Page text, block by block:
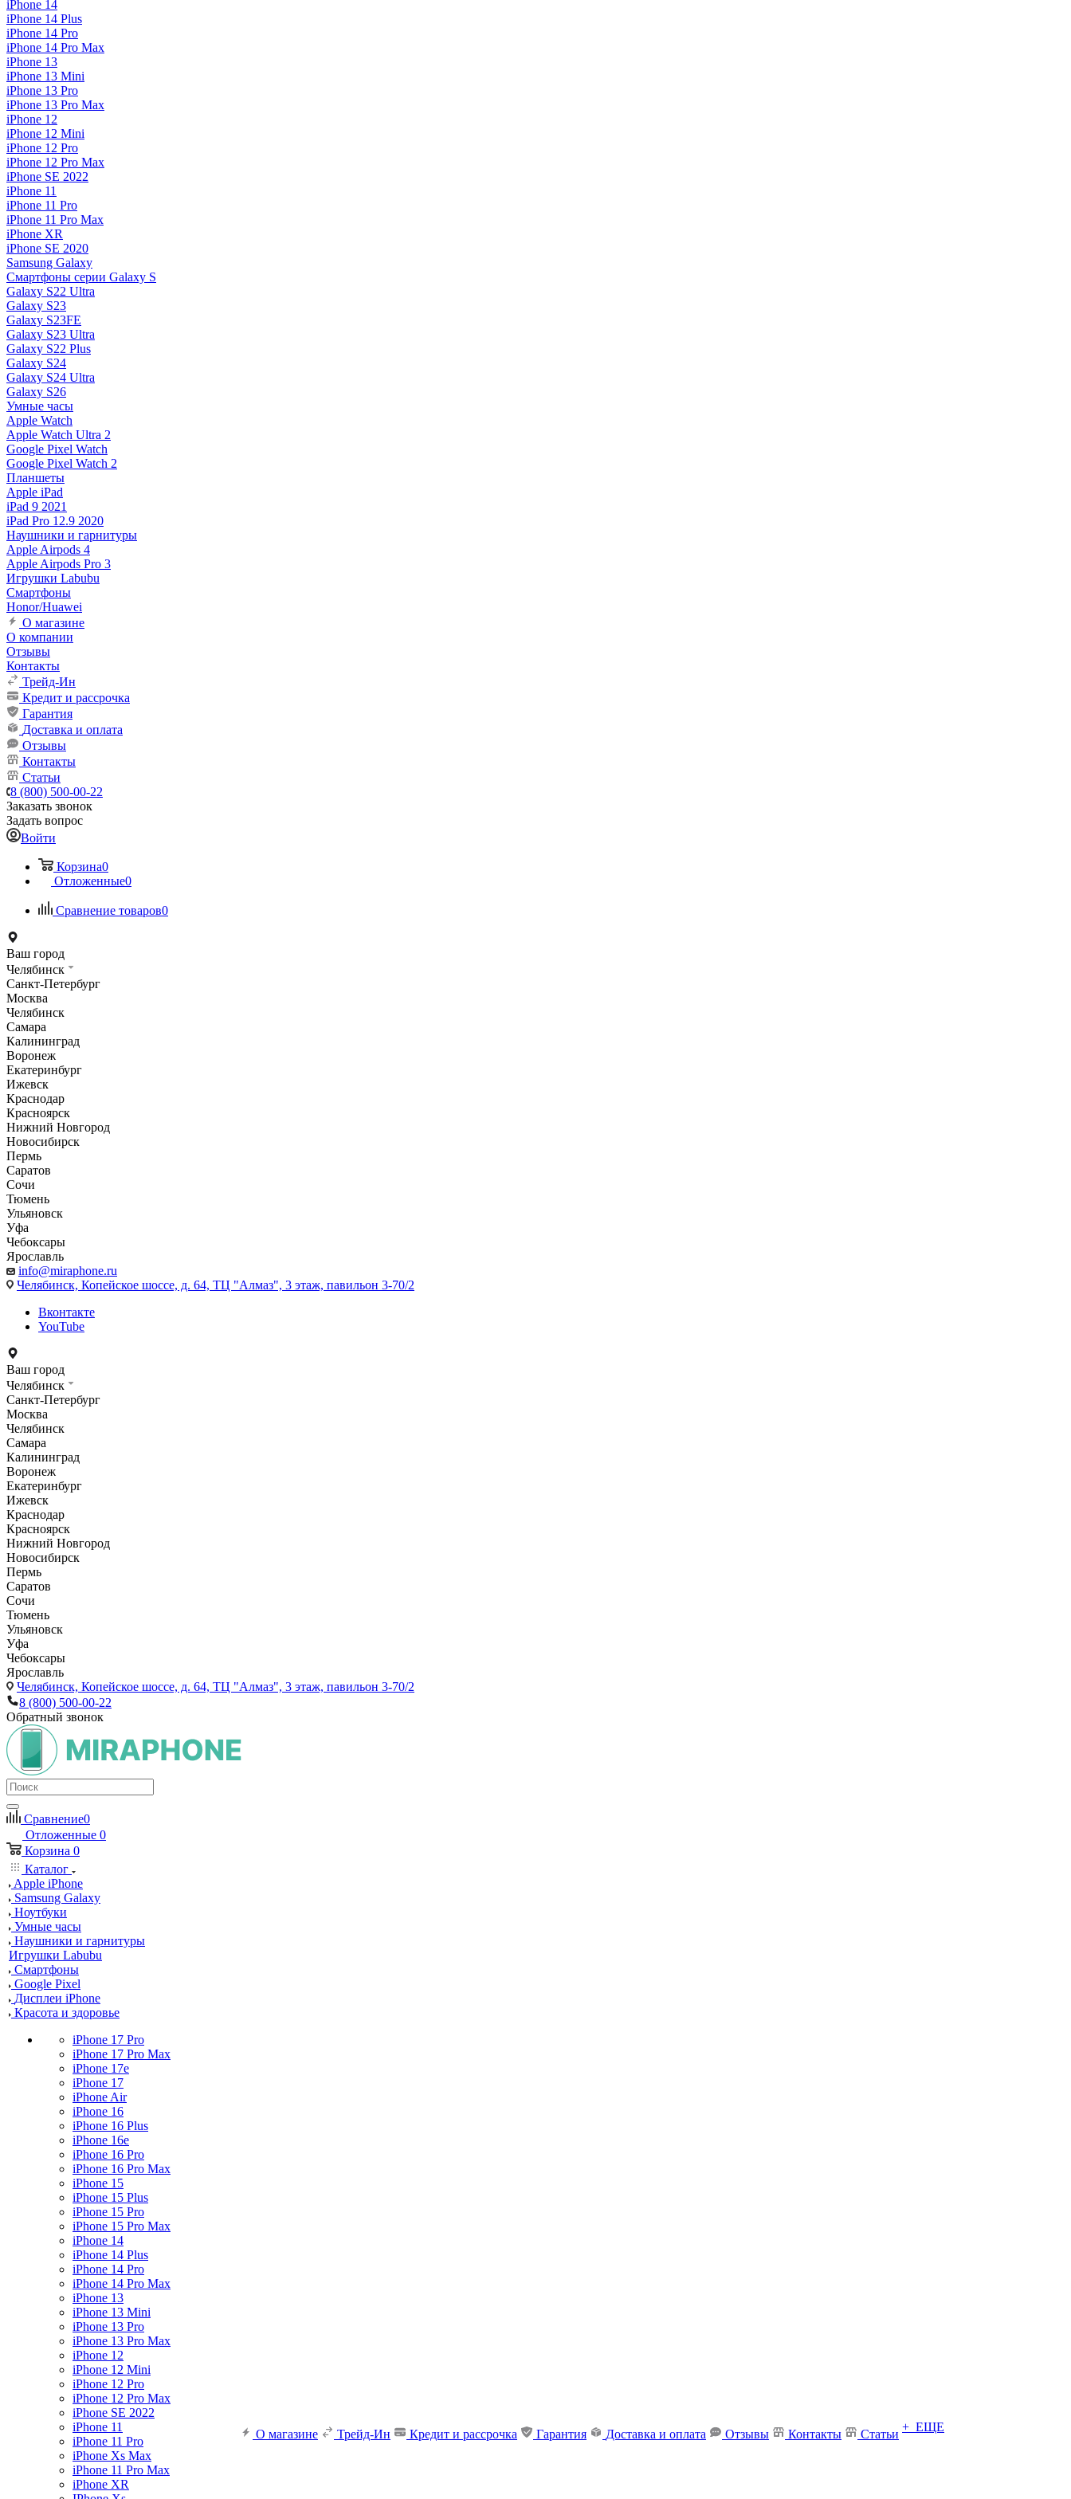
iPhone 14
iPhone 14 Plus
iPhone 14 Pro
iPhone 14 Pro Max
iPhone 13
iPhone 13 Mini
iPhone 13 Pro
iPhone 13 Pro Max
iPhone 12
iPhone 12 Mini
iPhone 12 Pro
iPhone 12 Pro Max
iPhone SE 2022
iPhone 11
iPhone 11 Pro
iPhone 11 Pro Max
iPhone XR
iPhone SE 2020
Samsung Galaxy
Смартфоны серии Galaxy S
Galaxy S22 Ultra
Galaxy S23
Galaxy S23FE
Galaxy S23 Ultra
Galaxy S22 Plus
Galaxy S24
Galaxy S24 Ultra
Galaxy S26
Умные часы
Apple Watch
Apple Watch Ultra 2
Google Pixel Watch
Google Pixel Watch 2
Планшеты
Apple iPad
iPad 9 2021
iPad Pro 12.9 2020
Наушники и гарнитуры
Apple Airpods 4
Apple Airpods Pro 3
Игрушки Labubu
Смартфоны
Honor/Huawei
О магазине
О компании
Отзывы
Контакты
Трейд-Ин
Кредит и рассрочка
Гарантия
Доставка и оплата
Отзывы
Контакты
Статьи
8 (800) 500-00-22
Заказать звонок
Задать вопрос
Войти
Корзина0
Отложенные0
Сравнение товаров0
Ваш город
Челябинск
Санкт-Петербург
Москва
Челябинск
Самара
Калининград
Воронеж
Екатеринбург
Ижевск
Краснодар
Красноярск
Нижний Новгород
Новосибирск
Пермь
Саратов
Сочи
Тюмень
Ульяновск
Уфа
Чебоксары
Ярославль
info@miraphone.ru
Челябинск, Копейское шоссе, д. 64, ТЦ "Алмаз", 3 этаж, павильон 3-70/2
Вконтакте
YouTube
Ваш город
Челябинск
Санкт-Петербург
Москва
Челябинск
Самара
Калининград
Воронеж
Екатеринбург
Ижевск
Краснодар
Красноярск
Нижний Новгород
Новосибирск
Пермь
Саратов
Сочи
Тюмень
Ульяновск
Уфа
Чебоксары
Ярославль
Челябинск, Копейское шоссе, д. 64, ТЦ "Алмаз", 3 этаж, павильон 3-70/2
8 (800) 500-00-22
Обратный звонок
Сравнение0
Отложенные 0
Корзина 0
Каталог
Apple iPhone
Samsung Galaxy
Ноутбуки
Умные часы
Наушники и гарнитуры
Игрушки Labubu
Смартфоны
Google Pixel
Дисплеи iPhone
Красота и здоровье
iPhone 17 Pro
iPhone 17 Pro Max
iPhone 17e
iPhone 17
iPhone Air
iPhone 16
iPhone 16 Plus
iPhone 16e
iPhone 16 Pro
iPhone 16 Pro Max
iPhone 15
iPhone 15 Plus
iPhone 15 Pro
iPhone 15 Pro Max
iPhone 14
iPhone 14 Plus
iPhone 14 Pro
iPhone 14 Pro Max
iPhone 13
iPhone 13 Mini
iPhone 13 Pro
iPhone 13 Pro Max
iPhone 12
iPhone 12 Mini
iPhone 12 Pro
iPhone 12 Pro Max
iPhone SE 2022
iPhone 11
iPhone 11 Pro
iPhone Xs Max
iPhone 11 Pro Max
iPhone XR
О магазине Трейд-Ин Кредит и рассрочка Гарантия Доставка и оплата Отзывы Контакты Статьи
+ ЕЩЕ